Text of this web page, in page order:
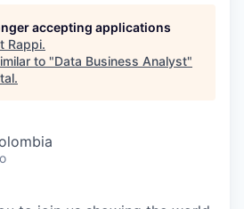
accepting applications
Rappi.
to "Data Business Analyst"
.